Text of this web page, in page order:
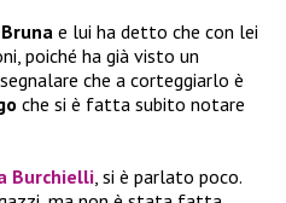
Bruna e lui ha detto che con lei
poiché ha già visto un
che a corteggiarlo è
che si è fatta subito notare
Burchielli , si è parlato poco.